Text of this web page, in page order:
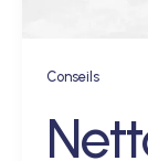
Conseils